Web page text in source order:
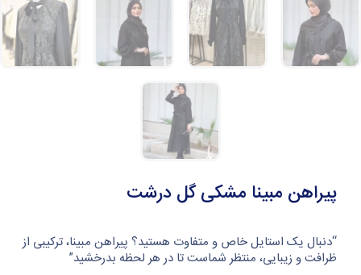
پیراهن مبینا مشکی گل درشت
“دنبال یک استایل خاص و متفاوت هستید؟ پیراهن مبینا، ترکیبی از
ظرافت و زیبایی، منتظر شماست تا در هر لحظه بدرخشید”